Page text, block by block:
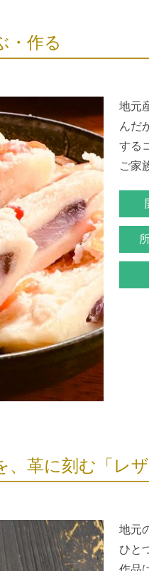
・作る
地元
んだ
する
ご家
革に刻む「レザ
地元
ひと